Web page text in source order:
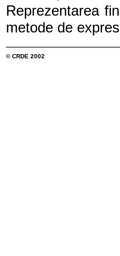
Reprezentarea
metode de
© CRDE 2002